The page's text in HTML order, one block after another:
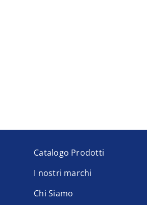
Catalogo Prodotti
I nostri marchi
Chi Siamo